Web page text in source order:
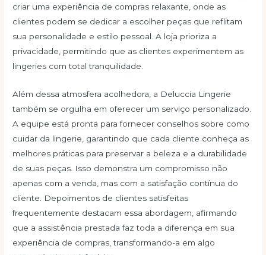
criar uma experiência de compras relaxante, onde as
clientes podem se dedicar a escolher peças que reflitam
sua personalidade e estilo pessoal. A loja prioriza a
privacidade, permitindo que as clientes experimentem as
lingeries com total tranquilidade.
Além dessa atmosfera acolhedora, a Deluccia Lingerie
também se orgulha em oferecer um serviço personalizado.
A equipe está pronta para fornecer conselhos sobre como
cuidar da lingerie, garantindo que cada cliente conheça as
melhores práticas para preservar a beleza e a durabilidade
de suas peças. Isso demonstra um compromisso não
apenas com a venda, mas com a satisfação contínua do
cliente. Depoimentos de clientes satisfeitas
frequentemente destacam essa abordagem, afirmando
que a assistência prestada faz toda a diferença em sua
experiência de compras, transformando-a em algo